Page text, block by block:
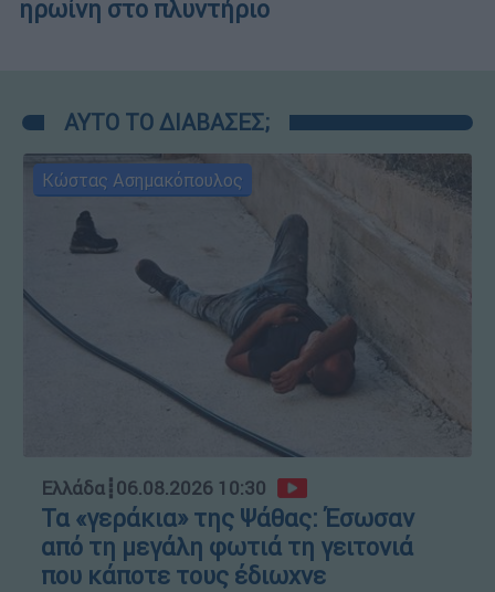
ηρωίνη στο πλυντήριο
ΑΥΤΟ ΤΟ ΔΙΑΒΑΣΕΣ;
Κώστας Ασημακόπουλος
Ελλάδα┋06.08.2026 10:30
Τα «γεράκια» της Ψάθας: Έσωσαν
από τη μεγάλη φωτιά τη γειτονιά
που κάποτε τους έδιωχνε